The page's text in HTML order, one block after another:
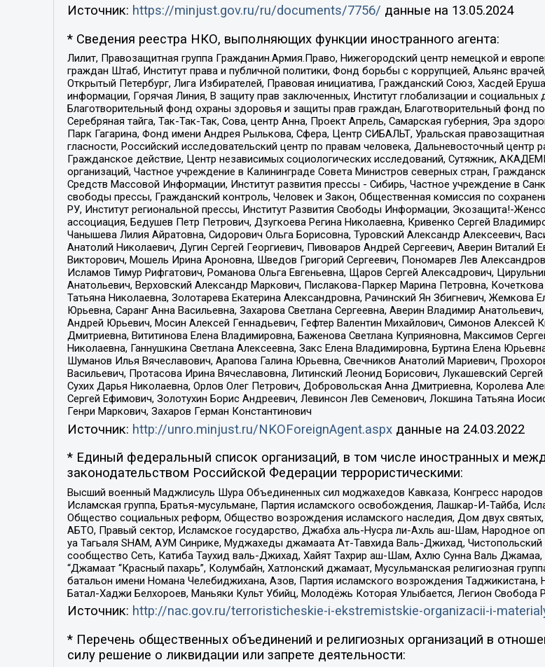
Источник: https://minjust.gov.ru/ru/documents/7756/ данные на 13.05.2024
* Сведения реестра НКО, выполняющих функции иностранного агента:
Лилит, Правозащитная группа Гражданин.Армия.Право, Нижегородский центр немецкой и
граждан Штаб, Институт права и публичной политики, Фонд борьбы с коррупцией, Альянс
Открытый Петербург, Лига Избирателей, Правовая инициатива, Гражданский Союз, Хасдей
информации, Горячая Линия, В защиту прав заключенных, Институт глобализации и
Благотворительный фонд охраны здоровья и защиты прав граждан, Благотворительный фонд
Серебряная тайга, Так-Так-Так, Сова, центр Анна, Проект Апрель, Самарская губерния, Эра
Парк Гагарина, Фонд имени Андрея Рылькова, Сфера, Центр СИБАЛЬТ, Уральская
гласности, Российский исследовательский центр по правам человека, Дальневосточный центр
Гражданское действие, Центр независимых социологических исследований, Сутяжник,
организаций, Частное учреждение в Калининграде Совета Министров северных стран,
Средств Массовой Информации, Институт развития прессы - Сибирь, Частное учреждение в
свободы прессы, Гражданский контроль, Человек и Закон, Общественная комиссия по
РУ, Институт региональной прессы, Институт Развития Свободы Информации, Экозащита!-
ассоциация, Бедушев Петр Петрович, Дзугкоева Регина Николаевна, Кривенко Сергей
Чанышева Лилия Айратовна, Сидорович Ольга Борисовна, Туровский Александр Алексеевич,
Анатолий Николаевич, Дугин Сергей Георгиевич, Пивоваров Андрей Сергеевич, Аверин
Викторович, Мошель Ирина Ароновна, Шведов Григорий Сергеевич, Пономарев Лев
Исламов Тимур Рифгатович, Романова Ольга Евгеньевна, Щаров Сергей Алексадрович,
Анатольевич, Верховский Александр Маркович, Пислакова-Паркер Марина Петровна,
Татьяна Николаевна, Золотарева Екатерина Александровна, Рачинский Ян Збигневич,
Юрьевна, Саранг Анна Васильевна, Захарова Светлана Сергеевна, Аверин Владимир
Андрей Юрьевич, Мосин Алексей Геннадьевич, Гефтер Валентин Михайлович, Симонов Алексей
Дмитриевна, Вититинова Елена Владимировна, Баженова Светлана Куприяновна, Максимов
Николаевна, Ганнушкина Светлана Алексеевна, Закс Елена Владимировна, Буртина Елена
Шуманов Илья Вячеславович, Арапова Галина Юрьевна, Свечников Анатолий Мариевич,
Васильевич, Протасова Ирина Вячеславовна, Литинский Леонид Борисович, Лукашевский
Сухих Дарья Николаевна, Орлов Олег Петрович, Добровольская Анна Дмитриевна, Королева
Сергей Ефимович, Золотухин Борис Андреевич, Левинсон Лев Семенович, Локшина Татьяна
Генри Маркович, Захаров Герман Константинович
Источник: http://unro.minjust.ru/NKOForeignAgent.aspxданные на 24.03.2022
* Единый федеральный список организаций, в том числе иностранных и
законодательством Российской Федерации террористическими:
Высший военный Маджлисуль Шура Объединенных сил моджахедов Кавказа, Конгресс народов
Исламская группа, Братья-мусульмане, Партия исламского освобождения, Лашкар-И-Тайба,
Общество социальных реформ, Общество возрождения исламского наследия, Дом двух
АБТО, Правый сектор, Исламское государство, Джабха аль-Нусра ли-Ахль аш-Шам, Народное
уа Тагьаля SHAM, АУМ Синрике, Муджахеды джамаата Ат-Тавхида Валь-Джихад,
сообщество Сеть, Катиба Таухид валь-Джихад, Хайят Тахрир аш-Шам, Ахлю Сунна Валь Джамаа,
“Джамаат “Красный пахарь”, Колумбайн, Хатлонский джамаат, Мусульманская религиозная
батальон имени Номана Челебиджихана, Азов, Партия исламского возрождения
Батал-Хаджи Белхороев, Маньяки Культ Убийц, Молодёжь Которая Улыбается, Легион Свобода
Источник: http://nac.gov.ru/terroristicheskie-i-ekstremistskie-organizacii-i-
* Перечень общественных объединений и религиозных организаций в
силу решение о ликвидации или запрете деятельности: